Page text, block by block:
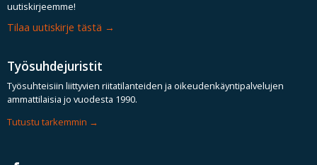
uutiskirjeemme!
Tilaa uutiskirje tästä
Työsuhdejuristit
Työsuhteisiin liittyvien riitatilanteiden ja oikeudenkäyntipalvelujen
ammattilaisia jo vuodesta 1990.
Tutustu tarkemmin